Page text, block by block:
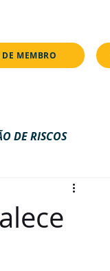
DE MEMBRO
DE RISCOS